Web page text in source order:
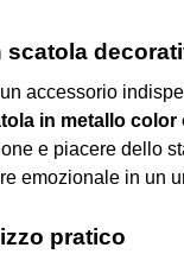
accessorio
in metallo color
e piacere dello
emozionale in un
pratico